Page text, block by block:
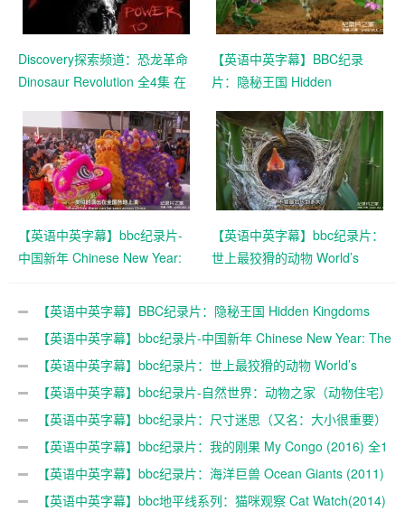
Discovery探索频道：恐龙革命
Dinosaur Revolution 全4集 在
【英语中英字幕】BBC纪录
片：隐秘王国 Hidden
版 Hidden Kingdoms+小巨人
1080p下载
【英语中英字幕】bbc纪录片-
中国新年 Chinese New Year:
Earth (2016)全3集 高清720P
【英语中英字幕】bbc纪录片：
世上最狡猾的动物 World’s
集 超清1080P下载
【英语中英字幕】BBC纪录片：隐秘王国 Hidden Kingdoms
(2014) 全3集+电影版 Hidden Kingdoms+小巨人 1080p下载
【英语中英字幕】bbc纪录片-中国新年 Chinese New Year: The
Biggest Celebration on Earth (2016)全3集 高清720P下载
【英语中英字幕】bbc纪录片：世上最狡猾的动物 World’s
Sneakiest Animals (2015) 全3集 超清1080P下载
【英语中英字幕】bbc纪录片-自然世界：动物之家（动物住宅）
The Natural World: Animal House (2011)全1集 超清1080P
【英语中英字幕】bbc纪录片：尺寸迷思（又名：大小很重要）
Size Matters (2018)全2集 超清1080P下载
【英语中英字幕】bbc纪录片：我的刚果 My Congo (2016) 全1
集 高清720P下载
【英语中英字幕】bbc纪录片：海洋巨兽 Ocean Giants (2011)
全3集 高清720P下载
【英语中英字幕】bbc地平线系列：猫咪观察 Cat Watch(2014)